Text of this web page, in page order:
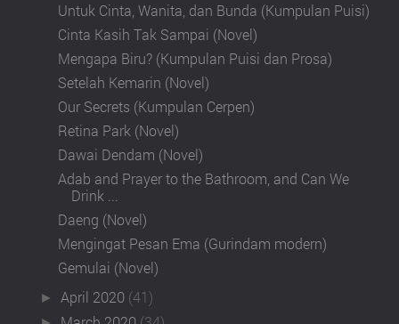
Untuk Cinta, Wanita, dan Bunda (Kumpulan Puisi)
Cinta Kasih Tak Sampai (Novel)
Mengapa Biru? (Kumpulan Puisi dan Prosa)
Setelah Kemarin (Novel)
Our Secrets (Kumpulan Cerpen)
Retina Park (Novel)
Dawai Dendam (Novel)
Adab and Prayer to the Bathroom, and Can We
Drink ...
Daeng (Novel)
Mengingat Pesan Ema (Gurindam modern)
Gemulai (Novel)
►April 2020 (41)